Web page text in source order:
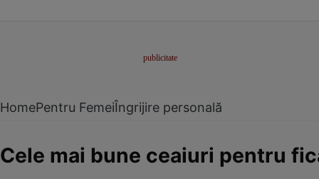
HomePentru FemeiÎngrijire personală
Cele mai bune ceaiuri pentru